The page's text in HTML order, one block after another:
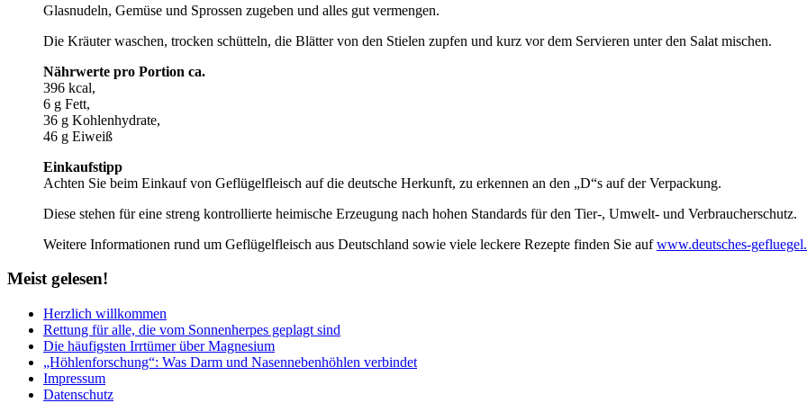
Glasnudeln, Gemüse und Sprossen zugeben und alles gut vermengen.
Die Kräuter waschen, trocken schütteln, die Blätter von den Stielen zupfen und kurz vor dem Servieren unter den Salat mischen.
Nährwerte pro Portion ca.
396 kcal,
6 g Fett,
36 g Kohlenhydrate,
46 g Eiweiß
Einkaufstipp
Achten Sie beim Einkauf von Geflügelfleisch auf die deutsche Herkunft, zu erkennen an den „D“s auf der Verpackung.
Diese stehen für eine streng kontrollierte heimische Erzeugung nach hohen Standards für den Tier-, Umwelt- und Verbraucherschutz.
Weitere Informationen rund um Geflügelfleisch aus Deutschland sowie viele leckere Rezepte finden Sie aufwww.deutsches-
Meistgelesen!
Herzlich willkommen
Rettung für alle, die vom Sonnenherpes geplagt sind
Die häufigsten Irrtümer über Magnesium
„Höhlenforschung“: Was Darm und Nasennebenhöhlen verbindet
Impressum
Datenschutz